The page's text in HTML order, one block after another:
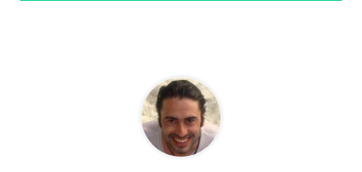
Quique Cardona
Apasionado de los viajes sin premeditar, loco
por conocer y mezclarme con otras culturas.